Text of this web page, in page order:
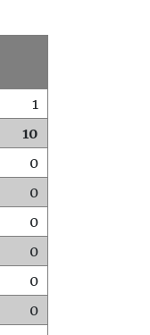
1
10
0
0
0
0
0
0